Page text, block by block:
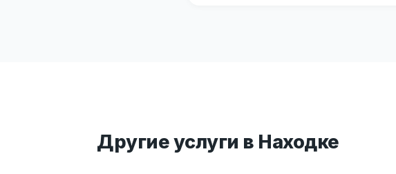
Другие услуги в Находке